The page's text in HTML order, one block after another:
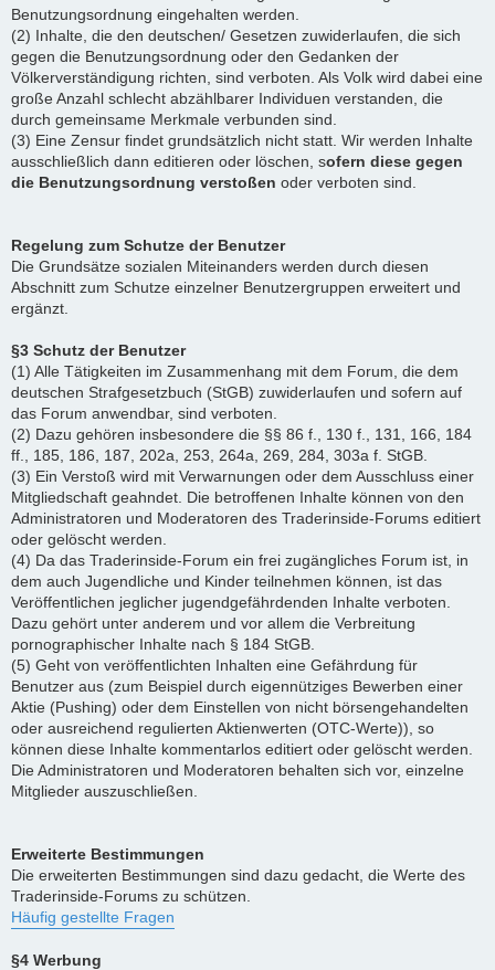
Benutzungsordnung eingehalten werden.
(2) Inhalte, die den deutschen/ Gesetzen zuwiderlaufen, die sich
gegen die Benutzungsordnung oder den Gedanken der
Völkerverständigung richten, sind verboten. Als Volk wird dabei eine
große Anzahl schlecht abzählbarer Individuen verstanden, die
durch gemeinsame Merkmale verbunden sind.
(3) Eine Zensur findet grundsätzlich nicht statt. Wir werden Inhalte
ausschließlich dann editieren oder löschen, sofern diese gegen
die Benutzungsordnung verstoßen oder verboten sind.
Regelung zum Schutze der Benutzer
Die Grundsätze sozialen Miteinanders werden durch diesen
Abschnitt zum Schutze einzelner Benutzergruppen erweitert und
ergänzt.
§3 Schutz der Benutzer
(1) Alle Tätigkeiten im Zusammenhang mit dem Forum, die dem
deutschen Strafgesetzbuch (StGB) zuwiderlaufen und sofern auf
das Forum anwendbar, sind verboten.
(2) Dazu gehören insbesondere die §§ 86 f., 130 f., 131, 166, 184
ff., 185, 186, 187, 202a, 253, 264a, 269, 284, 303a f. StGB.
(3) Ein Verstoß wird mit Verwarnungen oder dem Ausschluss einer
Mitgliedschaft geahndet. Die betroffenen Inhalte können von den
Administratoren und Moderatoren des Traderinside-Forums editiert
oder gelöscht werden.
(4) Da das Traderinside-Forum ein frei zugängliches Forum ist, in
dem auch Jugendliche und Kinder teilnehmen können, ist das
Veröffentlichen jeglicher jugendgefährdenden Inhalte verboten.
Dazu gehört unter anderem und vor allem die Verbreitung
pornographischer Inhalte nach § 184 StGB.
(5) Geht von veröffentlichten Inhalten eine Gefährdung für
Benutzer aus (zum Beispiel durch eigennütziges Bewerben einer
Aktie (Pushing) oder dem Einstellen von nicht börsengehandelten
oder ausreichend regulierten Aktienwerten (OTC-Werte)), so
können diese Inhalte kommentarlos editiert oder gelöscht werden.
Die Administratoren und Moderatoren behalten sich vor, einzelne
Mitglieder auszuschließen.
Erweiterte Bestimmungen
Die erweiterten Bestimmungen sind dazu gedacht, die Werte des
Traderinside-Forums zu schützen.
Häufig gestellte Fragen
§4 Werbung